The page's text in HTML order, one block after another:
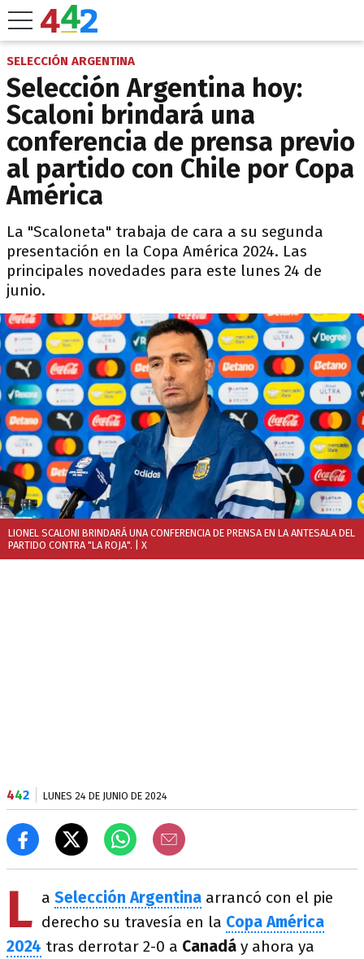
SELECCIÓN ARGENTINA
Selección Argentina hoy:
Scaloni brindará una
conferencia de prensa previo
al partido con Chile por Copa
América
La "Scaloneta" trabaja de cara a su segunda
presentación en la Copa América 2024. Las
principales novedades para este lunes 24 de
junio.
LIONEL SCALONI BRINDARÁ UNA CONFERENCIA DE PRENSA EN LA ANTESALA DEL
PARTIDO CONTRA "LA ROJA". | X
442 LUNES 24 DE JUNIO DE 2024
L a Selección Argentina arrancó con el pie
derecho su travesía en la Copa América
2024 tras derrotar 2-0 a Canadá y ahora ya